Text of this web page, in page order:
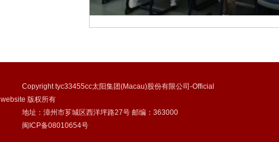
Copyright tyc33455cc太阳集团(Macau)股份有限公司-Official
website 版权所有
地址：漳州市芗城区西洋坪路27号 邮编：363000
闽ICP备08010654号